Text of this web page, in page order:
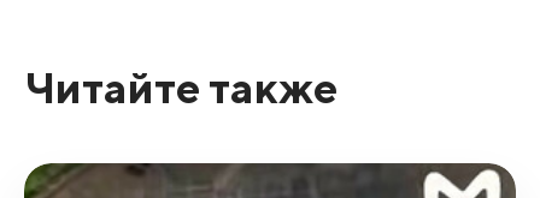
Читайте также